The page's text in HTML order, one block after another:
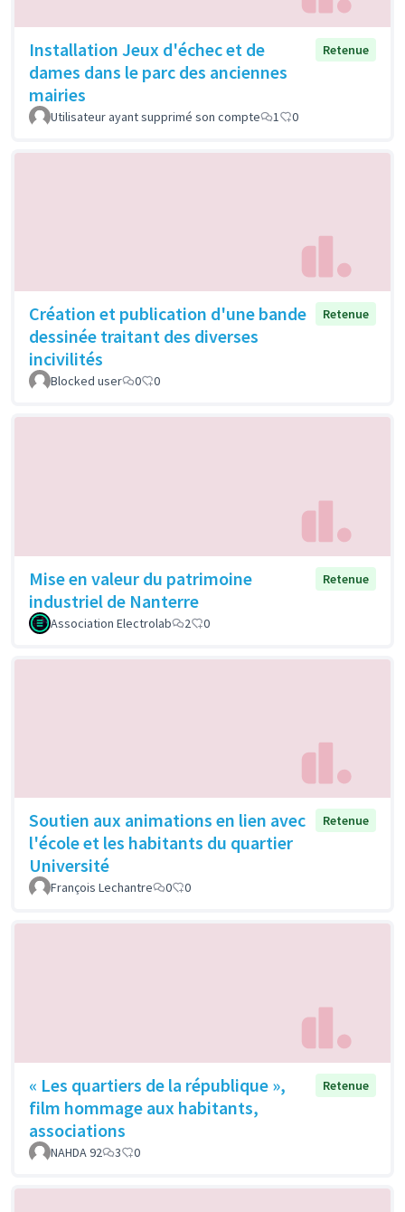
Installation Jeux d'échec et de
dames dans le parc des anciennes
mairies
Retenue
Utilisateur ayant supprimé son compte 1 0
Création et publication d'une bande
dessinée traitant des diverses
incivilités
Retenue
Blocked user 0 0
Mise en valeur du patrimoine
industriel de Nanterre
Retenue
Association Electrolab 2 0
Soutien aux animations en lien avec
l'école et les habitants du quartier
Université
Retenue
François Lechantre 0 0
« Les quartiers de la république »,
film hommage aux habitants,
associations
Retenue
NAHDA 92 3 0